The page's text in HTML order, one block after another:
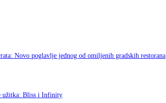
Novo poglavlje jednog od omiljenih gradskih restorana
užitka: Bliss i Infinity